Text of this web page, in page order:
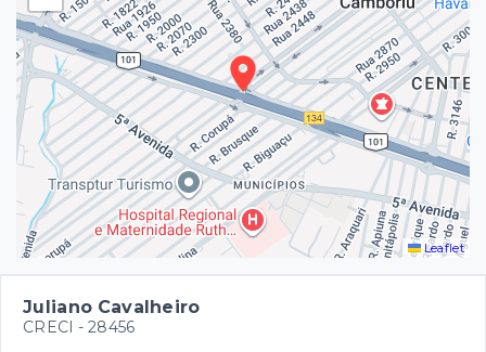
Leaflet
Juliano Cavalheiro
CRECI - 28456